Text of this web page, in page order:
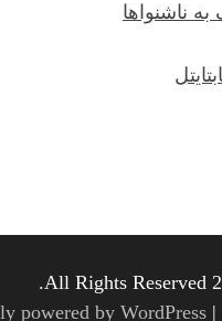
ناشنواها
All Rights Reserved
powered by WordPress |